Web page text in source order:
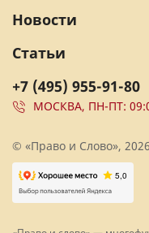
+7 (495) 955-91-80
МОСКВА, ПН-ПТ:
Новости
Статьи
© «Право и Слово», 2026